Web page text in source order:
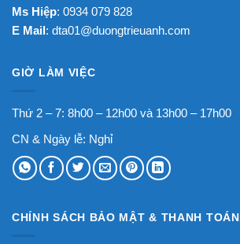
Ms Hiệp: 0934 079 828
E Mail: dta01@duongtrieuanh.com
GIỜ LÀM VIỆC
Thứ 2 – 7: 8h00 – 12h00 và 13h00 – 17h00
CN & Ngày lễ: Nghỉ
CHÍNH SÁCH BẢO MẬT & THANH TOÁN